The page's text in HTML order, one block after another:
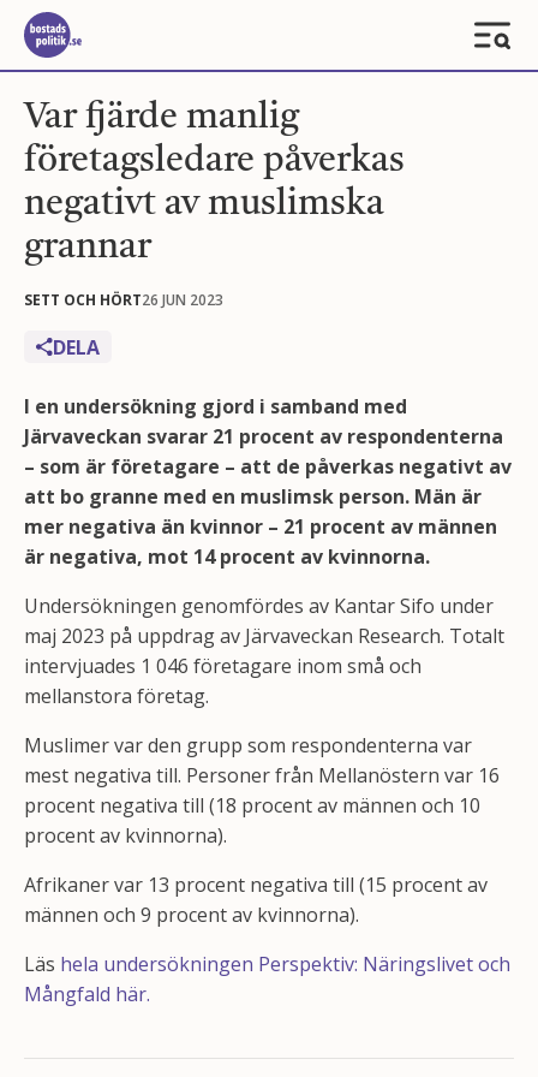
Var fjärde manlig
företagsledare påverkas
negativt av muslimska
grannar
SETT OCH HÖRT26 JUN 2023
DELA
I en undersökning gjord i samband med
Järvaveckan svarar 21 procent av respondenterna
– som är företagare – att de påverkas negativt av
att bo granne med en muslimsk person. Män är
mer negativa än kvinnor – 21 procent av männen
är negativa, mot 14 procent av kvinnorna.
Undersökningen genomfördes av Kantar Sifo under
maj 2023 på uppdrag av Järvaveckan Research. Totalt
intervjuades 1 046 företagare inom små och
mellanstora företag.
Muslimer var den grupp som respondenterna var
mest negativa till. Personer från Mellanöstern var 16
procent negativa till (18 procent av männen och 10
procent av kvinnorna).
Afrikaner var 13 procent negativa till (15 procent av
männen och 9 procent av kvinnorna).
Läs hela undersökningen Perspektiv: Näringslivet och
Mångfald här.